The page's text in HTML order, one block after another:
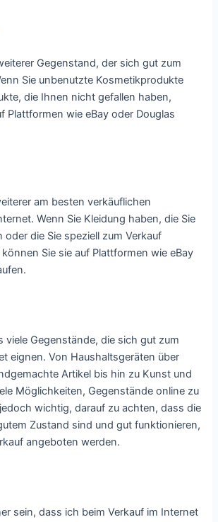
Gegenstand, der sich gut zum
Sie unbenutzte Kosmetikprodukte
die Ihnen nicht gefallen haben,
Plattformen wie eBay oder Douglas
am besten verkäuflichen
Wenn Sie Kleidung haben, die Sie
die Sie speziell zum Verkauf
Sie sie auf Plattformen wie eBay
viele Gegenstände, die sich gut zum
eignen. Von Haushaltsgeräten über
Artikel bis hin zu Kunst und
Möglichkeiten, Gegenstände online zu
wichtig, darauf zu achten, dass die
Zustand sind und gut funktionieren,
angeboten werden.
sein, dass ich beim Verkauf im Internet